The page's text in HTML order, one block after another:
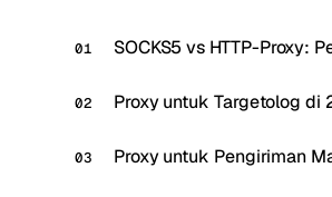
SOCKS5 vs HTTP-Proxy:
Proxy untuk Targetolog di
Proxy untuk Pengiriman